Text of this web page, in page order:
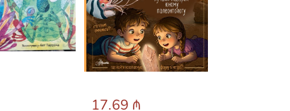
17.69 ₼